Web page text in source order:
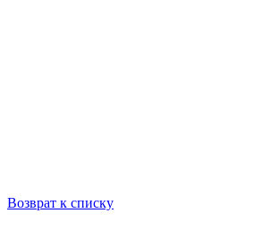
Возврат к списку